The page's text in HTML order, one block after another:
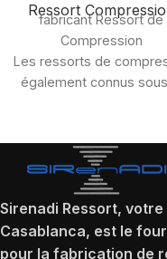
Ressort
fabricant Ressort de
Compression
Les ressorts de
également connus
d’acier spiralé ouvert
dans une grande
Sirenadi Ressort,
Casablanca, est le
pour la fabrication de